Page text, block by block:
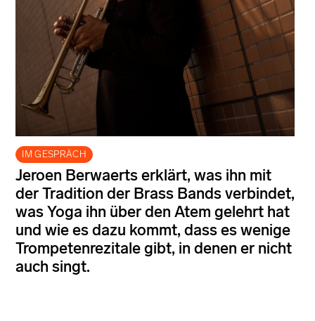
IM GESPRÄCH
Jeroen Berwaerts erklärt, was ihn mit
der Tradition der Brass Bands verbindet,
was Yoga ihn über den Atem gelehrt hat
und wie es dazu kommt, dass es wenige
Trompetenrezitale gibt, in denen er nicht
auch singt.